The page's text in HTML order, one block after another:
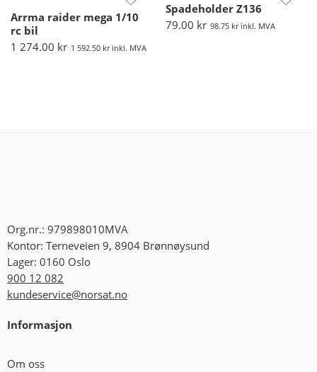
Arrma raider mega 1/10
rc bil
1 274.00 kr 1 592.50 krinkl. MVA
Spadeholder Z136
79.00 kr 98.75 krinkl. MVA
Org.nr.: 979898010MVA
Kontor: Terneveien 9, 8904 Brønnøysund
Lager: 0160 Oslo
900 12 082
kundeservice@norsat.no
Informasjon
Om oss